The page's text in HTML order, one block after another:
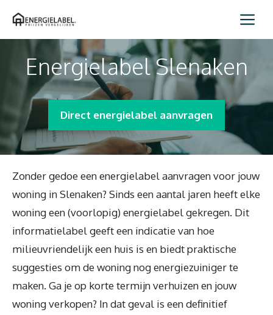
naar
Energielabel Slenaken
Direct energielabel aanvragen
Zonder gedoe een energielabel aanvragen voor jouw
woning in Slenaken? Sinds een aantal jaren heeft elke
woning een (voorlopig) energielabel gekregen. Dit
informatielabel geeft een indicatie van hoe
milieuvriendelijk een huis is en biedt praktische
suggesties om de woning nog energiezuiniger te
maken. Ga je op korte termijn verhuizen en jouw
woning verkopen? In dat geval is een definitief